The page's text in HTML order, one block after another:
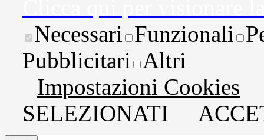
Necessari Funzionali
Pubblicitari
Altri
Impostazioni Cookies
SELEZIONATI